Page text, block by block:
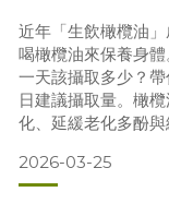
析
近年「生飲橄欖油
喝橄欖油來保養身
一天該攝取多少？
日建議攝取量。橄
化、延緩老化多酚
秘特別適合外食族
性維生素吸收改善飲
2026-03-25